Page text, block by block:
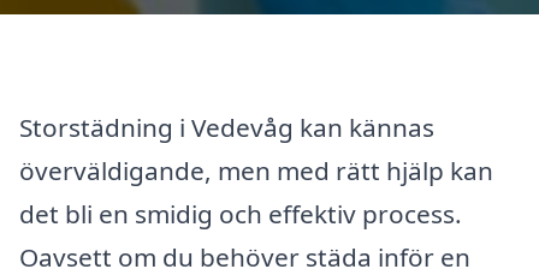
Storstädning i Vedevåg kan kännas
överväldigande, men med rätt hjälp kan
det bli en smidig och effektiv process.
Oavsett om du behöver städa inför en